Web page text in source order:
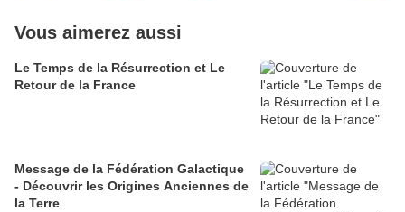
Vous aimerez aussi
Le Temps de la Résurrection et Le
Retour de la France
Message de la Fédération Galactique
- Découvrir les Origines Anciennes de
la Terre